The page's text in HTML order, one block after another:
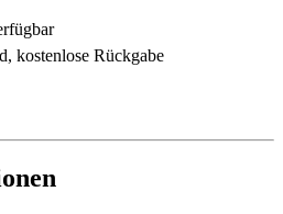
kostenlose Rückgabe